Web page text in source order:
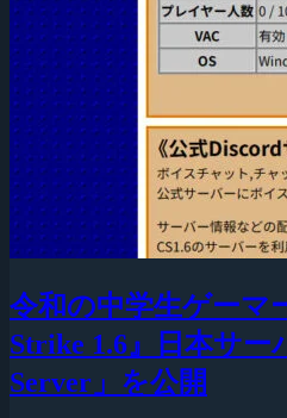
令和の中学生ゲーマ
Strike 1.6』日本サー
Server」を公開